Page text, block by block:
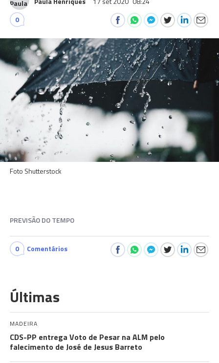
0
Foto Shutterstock
PREVISÃO DO TEMPO
0 Comentários
Últimas
MADEIRA
CDS-PP entrega Voto de Pesar na ALM pelo
falecimento de José de Jesus Barreto